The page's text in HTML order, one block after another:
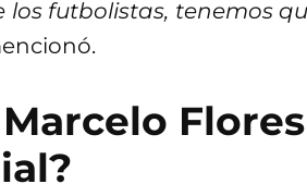
los futbolistas, tenemos